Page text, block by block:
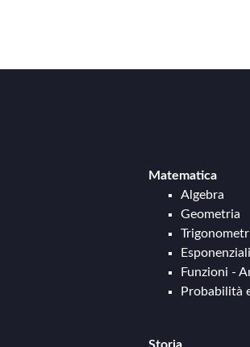
Matematica
Algebra
Geometria
Funzioni -
Probabilità